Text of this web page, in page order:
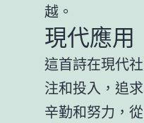
越。
現代應用
這首詩在現代
注和投入，追
辛勤和努力，